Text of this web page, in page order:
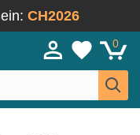
CH2026
0